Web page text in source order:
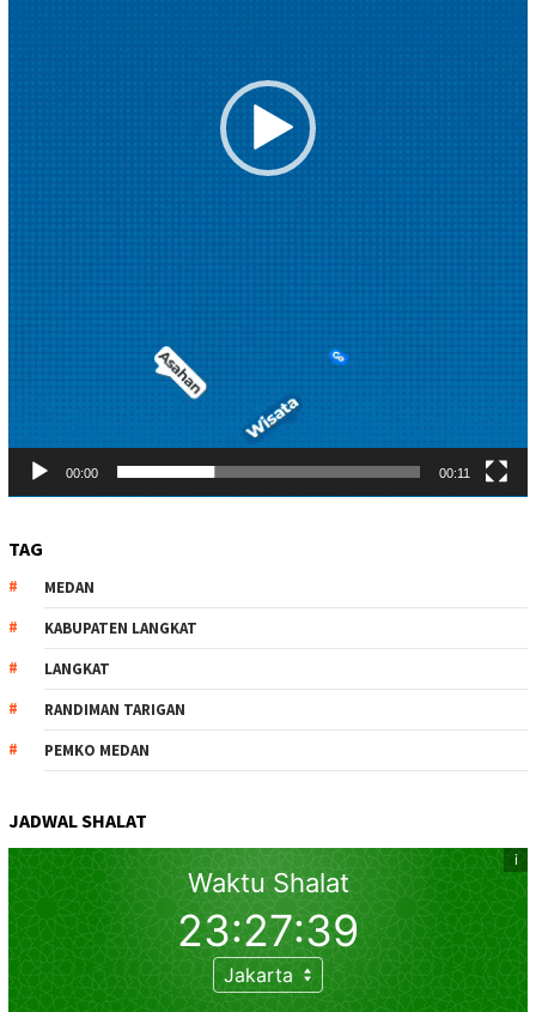
00:00 00:11
TAG
MEDAN
KABUPATEN LANGKAT
LANGKAT
RANDIMAN TARIGAN
PEMKO MEDAN
JADWAL SHALAT